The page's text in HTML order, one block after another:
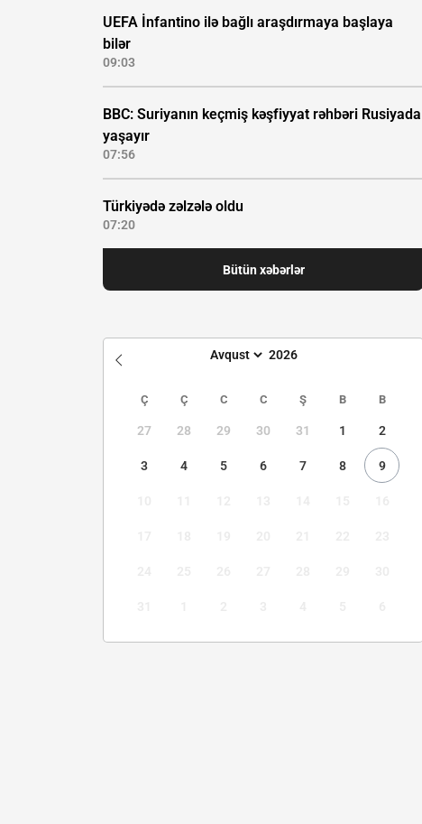
UEFA İnfantino ilə bağlı araşdırmaya başlaya
bilər
09:03
BBC: Suriyanın keçmiş kəşfiyyat rəhbəri Rusiyada
yaşayır
07:56
Türkiyədə zəlzələ oldu
07:20
Bütün xəbərlər
Ç Ç C C Ş B B
27 28 29 30 31 1 2
3 4 5 6 7 8 9